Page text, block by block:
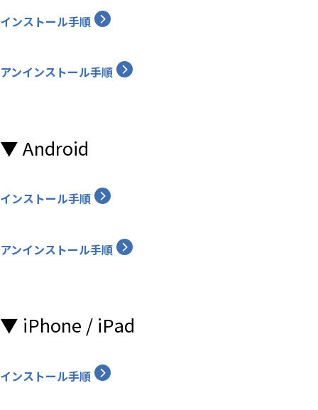
インストール手順
​アンインストール手順
▼ Android
インストール手順
アンインストール手順
▼ iPhone / iPad
インストール手順